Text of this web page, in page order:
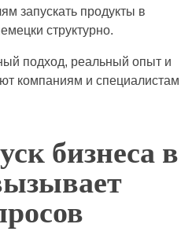
запускать продукты в
структурно.
подход, реальный опыт и
компаниям и специалистам
бизнеса в